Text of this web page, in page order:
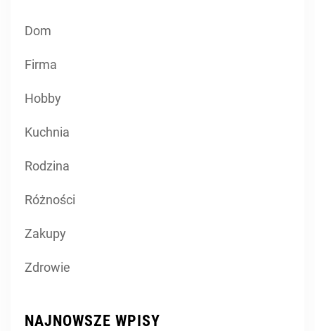
Dom
Firma
Hobby
Kuchnia
Rodzina
Różności
Zakupy
Zdrowie
NAJNOWSZE WPISY